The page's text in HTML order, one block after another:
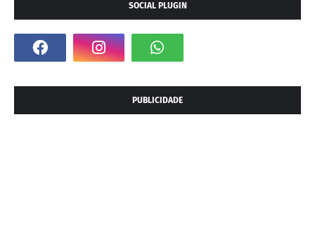
SOCIAL PLUGIN
PUBLICIDADE